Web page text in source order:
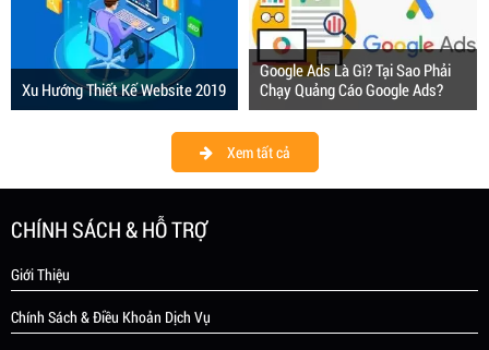
Xu Hướng Thiết Kế Website 2019
Google Ads Là Gì? Tại Sao Phải
Chạy Quảng Cáo Google Ads?
Xem tất cả
CHÍNH SÁCH & HỖ TRỢ
Giới Thiệu
Chính Sách & Điều Khoản Dịch Vụ